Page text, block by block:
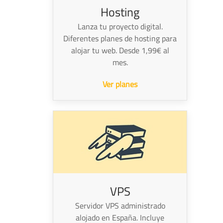
Hosting
Lanza tu proyecto digital.
Diferentes planes de hosting para
alojar tu web. Desde 1,99€ al
mes.
Ver planes
VPS
Servidor VPS administrado
alojado en España. Incluye